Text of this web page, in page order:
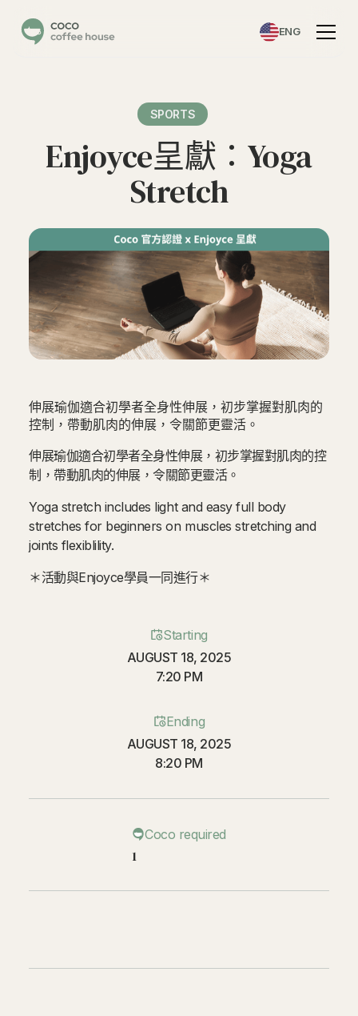
ENG
SPORTS
Enjoyce呈獻：Yoga
Stretch
伸展瑜伽適合初學者全身性伸展，初步掌握對肌肉的
控制，帶動肌肉的伸展，令關節更靈活。
伸展瑜伽適合初學者全身性伸展，初步掌握對肌肉的控
制，帶動肌肉的伸展，令關節更靈活。
Yoga stretch includes light and easy full body
stretches for beginners on muscles stretching and
joints flexiblility.
＊活動與Enjoyce學員一同進行＊
Starting
AUGUST 18, 2025
7:20 PM
Ending
AUGUST 18, 2025
8:20 PM
Coco required
1